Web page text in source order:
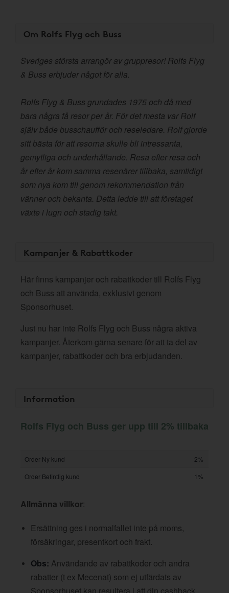
Om Rolfs Flyg och Buss
Sveriges största arrangör av gruppresor! Rolfs Flyg
& Buss erbjuder något för alla.
Rolfs Flyg & Buss grundades 1975 och då med
bara några få resor per år. För det mesta var Rolf
själv både busschaufför och reseledare. Rolf gjorde
sitt bästa för att resorna skulle bli intressanta,
gemytliga och underhållande. Resa efter resa och
år efter år kom samma resenärer tillbaka, samtidigt
som nya kom till genom rekommendation från
vänner och bekanta. Detta ledde till att företaget
växte i lugn och stadig takt.
Kampanjer & Rabattkoder
Här finns kampanjer och rabattkoder till Rolfs Flyg
och Buss att använda, exklusivt genom
Sponsorhuset.
Just nu har inte Rolfs Flyg och Buss några aktiva
kampanjer. Återkom gärna senare för att ta del av
kampanjer, rabattkoder och bra erbjudanden.
Information
Rolfs Flyg och Buss ger upp till 2% tillbaka
Order Ny kund
2%
Order Befintlig kund
1%
Allmänna villkor:
Ersättning ges i normalfallet inte på moms,
försäkringar, presentkort och frakt.
Obs: Användande av rabattkoder och andra
rabatter (t ex Mecenat) som ej utfärdats av